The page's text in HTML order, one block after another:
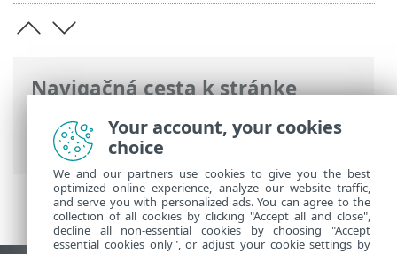
Navigačná cesta k stránke
ESET Online pomocník> ESET PROTECT
On-Prem
>Špecifikácie > Sieť
Your account, your cookies
choice
We and our partners use cookies to give you the best
optimized online experience, analyze our website traffic,
and serve you with personalized ads. You can agree to the
collection of all cookies by clicking "Accept all and close",
decline all non-essential cookies by choosing "Accept
essential cookies only", or adjust your cookie settings by